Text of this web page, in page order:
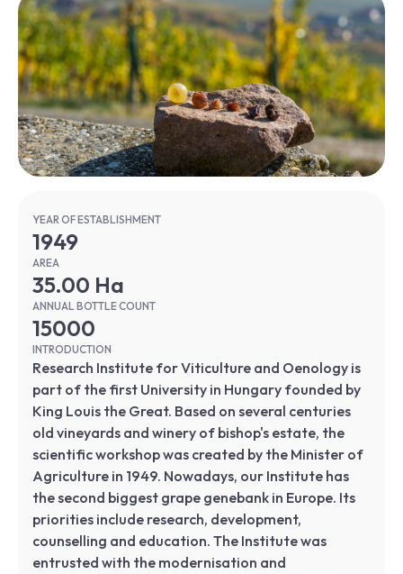
YEAR OF ESTABLISHMENT
1949
AREA
35.00 Ha
ANNUAL BOTTLE COUNT
15000
INTRODUCTION
Research Institute for Viticulture and Oenology is
part of the first University in Hungary founded by
King Louis the Great. Based on several centuries
old vineyards and winery of bishop's estate, the
scientific workshop was created by the Minister of
Agriculture in 1949. Nowadays, our Institute has
the second biggest grape genebank in Europe. Its
priorities include research, development,
counselling and education. The Institute was
entrusted with the modernisation and